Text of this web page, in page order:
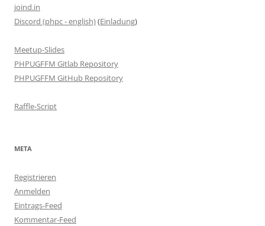
joind.in
Discord (phpc - english)(Einladung)
Meetup-Slides
PHPUGFFM Gitlab Repository
PHPUGFFM GitHub Repository
Raffle-Script
META
Registrieren
Anmelden
Eintrags-Feed
Kommentar-Feed